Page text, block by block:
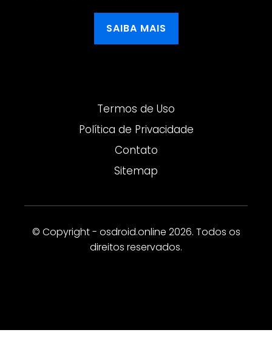
SAIBA MAIS
Termos de Uso
Política de Privacidade
Contato
Sitemap
© Copyright - osdroid.online 2026. Todos os
direitos reservados.